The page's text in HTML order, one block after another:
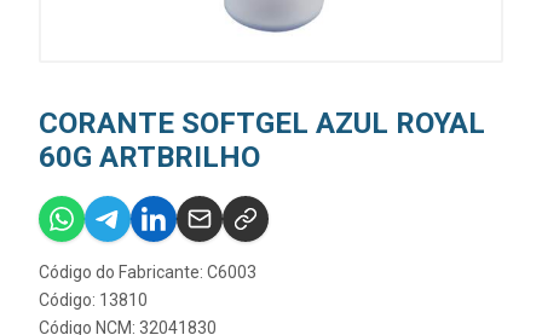
CORANTE SOFTGEL AZUL ROYAL
60G ARTBRILHO
Código do Fabricante: C6003
Código: 13810
Código NCM: 32041830